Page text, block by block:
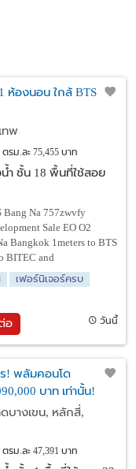
ห้องนอน ใกล้ BTS
ทพ
ตรม.ละ 75,455 บาท
ำ ชั้น 18 พื้นที่ใช้สอย
Bang Na 757zwvfy
Sale EO O2
Bangkok 1meters to BTS
BITEC and
เฟอร์นิเจอร์ครบ
อ วันนี้
! พลัมคอนโด
บาท เท่านั้น!
บางเขน, หลักสี่,
ตรม.ละ 47,391 บาท